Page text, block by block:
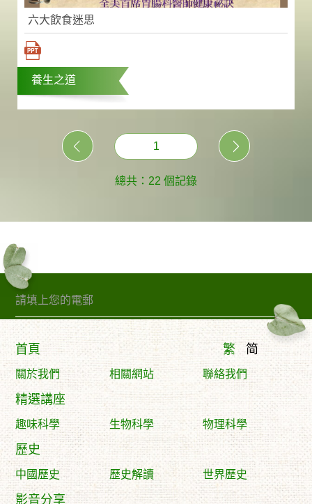
六大飲食迷思
養生之道
1
總共：22 個記錄
訂閱精句
首頁 简
繁
關於我們 相關網站 聯絡我們
精選講座
趣味科學 生物科學 物理科學
歷史
中國歷史 歷史解讀 世界歷史
影音分享